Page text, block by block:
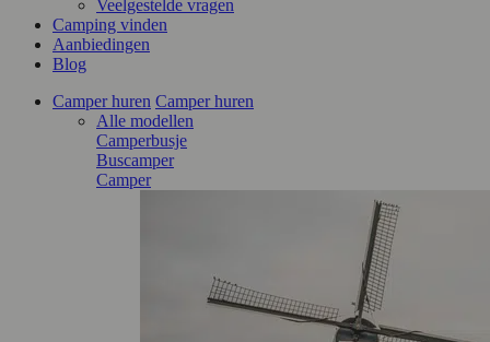
Veelgestelde vragen
Camping vinden
Aanbiedingen
Blog
Camper huren Camper huren
Alle modellen
Camperbusje
Buscamper
Camper